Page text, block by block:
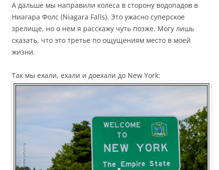
А дальше мы направили колеса в сторону водопадов в
Ниагара Фолс (Niagara Falls). Это ужасно суперское
зрелище, но о нем я расскажу чуть позже. Могу лишь
сказать, что это третье по ощущениям место в моей
жизни.
Так мы ехали, ехали и доехали до New York: